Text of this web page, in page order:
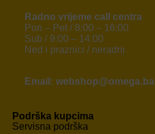
Radno vrijeme call centra
Pon – Pet / 8:00 – 16:00
Sub / 9:00 – 14:00
Ned i praznici / neradni
Email: webshop@omega.ba
Podrška kupcima
Servisna podrška